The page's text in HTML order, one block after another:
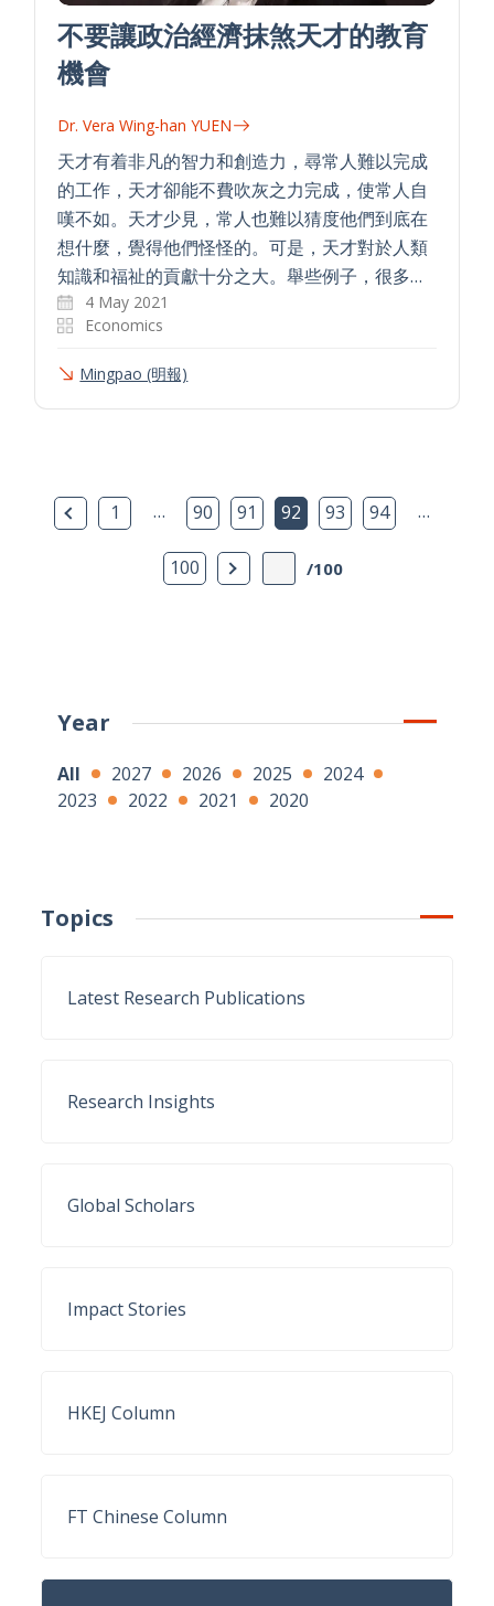
不要讓政治經濟抹煞天才的教育
機會
Dr. Vera Wing-han YUEN
天才有着非凡的智力和創造力，尋常人難以完成
的工作，天才卻能不費吹灰之力完成，使常人自
嘆不如。天才少見，常人也難以猜度他們到底在
想什麼，覺得他們怪怪的。可是，天才對於人類
知識和福祉的貢獻十分之大。舉些例子，很多…
4 May 2021
Economics
Mingpao (明報)
Previous Page
1 … 90 91 92 93 94 …
100 Next Page/100
Year
All 2027 2026 2025
2024
2023
2022 2021 2020
Topics
Latest Research Publications
Research Insights
Global Scholars
Impact Stories
HKEJ Column
FT Chinese Column